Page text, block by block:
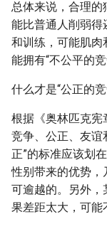
总体来说，合理的
能比普通人削弱得
和训练，可能肌肉
能拥有“不公平的竞
什么才是“公正的竞
根据《奥林匹克宪
竞争、公正、友谊
正”的标准应该划
性别带来的优势，
可逾越的。另外，
果差距太大，可能